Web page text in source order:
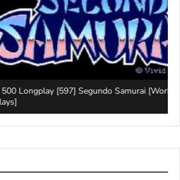
[597] Segundo Samurai [World of